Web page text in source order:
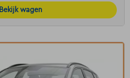
Bekijk wagen